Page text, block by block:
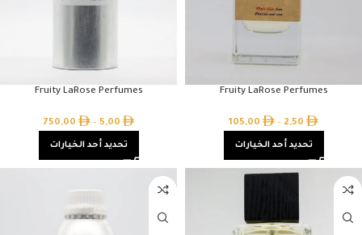
Fruity LaRose Perfumes
2,50
–
105,00
تحديد أحد الخيارات
Fruity LaRose Perfumes
5,00
–
750,00
تحديد أحد الخيارات